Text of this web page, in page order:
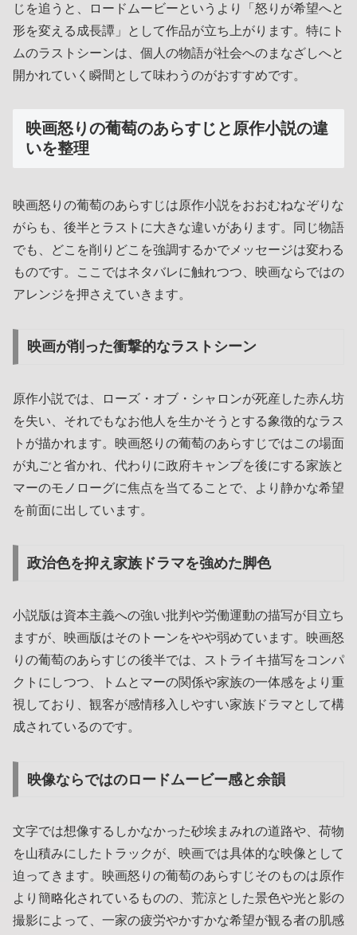
じを追うと、ロードムービーというより「怒りが希望へと
形を変える成長譚」として作品が立ち上がります。特にト
ムのラストシーンは、個人の物語が社会へのまなざしへと
開かれていく瞬間として味わうのがおすすめです。
映画怒りの葡萄のあらすじと原作小説の違
いを整理
映画怒りの葡萄のあらすじは原作小説をおおむねなぞりな
がらも、後半とラストに大きな違いがあります。同じ物語
でも、どこを削りどこを強調するかでメッセージは変わる
ものです。ここではネタバレに触れつつ、映画ならではの
アレンジを押さえていきます。
映画が削った衝撃的なラストシーン
原作小説では、ローズ・オブ・シャロンが死産した赤ん坊
を失い、それでもなお他人を生かそうとする象徴的なラス
トが描かれます。映画怒りの葡萄のあらすじではこの場面
が丸ごと省かれ、代わりに政府キャンプを後にする家族と
マーのモノローグに焦点を当てることで、より静かな希望
を前面に出しています。
政治色を抑え家族ドラマを強めた脚色
小説版は資本主義への強い批判や労働運動の描写が目立ち
ますが、映画版はそのトーンをやや弱めています。映画怒
りの葡萄のあらすじの後半では、ストライキ描写をコンパ
クトにしつつ、トムとマーの関係や家族の一体感をより重
視しており、観客が感情移入しやすい家族ドラマとして構
成されているのです。
映像ならではのロードムービー感と余韻
文字では想像するしかなかった砂埃まみれの道路や、荷物
を山積みにしたトラックが、映画では具体的な映像として
迫ってきます。映画怒りの葡萄のあらすじそのものは原作
より簡略化されているものの、荒涼とした景色や光と影の
撮影によって、一家の疲労やかすかな希望が観る者の肌感